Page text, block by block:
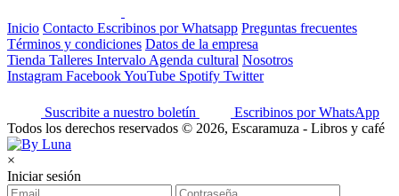
Inicio Contacto Escribinos por Whatsapp Preguntas frecuentes
Términos y condiciones Datos de la empresa
Tienda Talleres Intervalo Agenda cultural Nosotros
Instagram FacebookYouTube Spotify Twitter
Suscribite a nuestro boletín
Escribinos por WhatsApp
Todos los derechos reservados © 2026, Escaramuza - Libros y café
×
Iniciar sesión